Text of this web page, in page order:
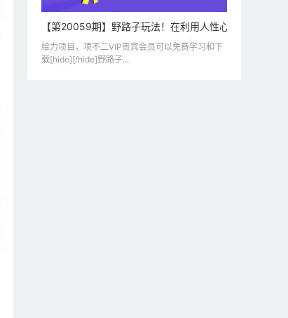
【第20059期】野路子玩法！在利用人性心理操作拉新
给力项目，项不二VIP贵宾会员可以免费学习和下
载[hide][/hide]野路子...